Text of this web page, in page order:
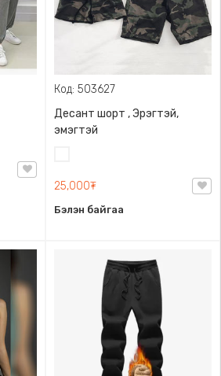
Код: 503627
Десант шорт , Эрэгтэй,
эмэгтэй
25,000₮
Бэлэн байгаа